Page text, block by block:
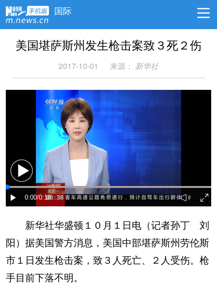
国际
美国堪萨斯州发生枪击案致３死２伤
2017-10-01 来源： 新华社
新华社华盛顿１０月１日电（记者孙丁 刘
阳）据美国警方消息，美国中部堪萨斯州劳伦斯
市１日发生枪击案，致３人死亡、２人受伤。枪
手目前下落不明。